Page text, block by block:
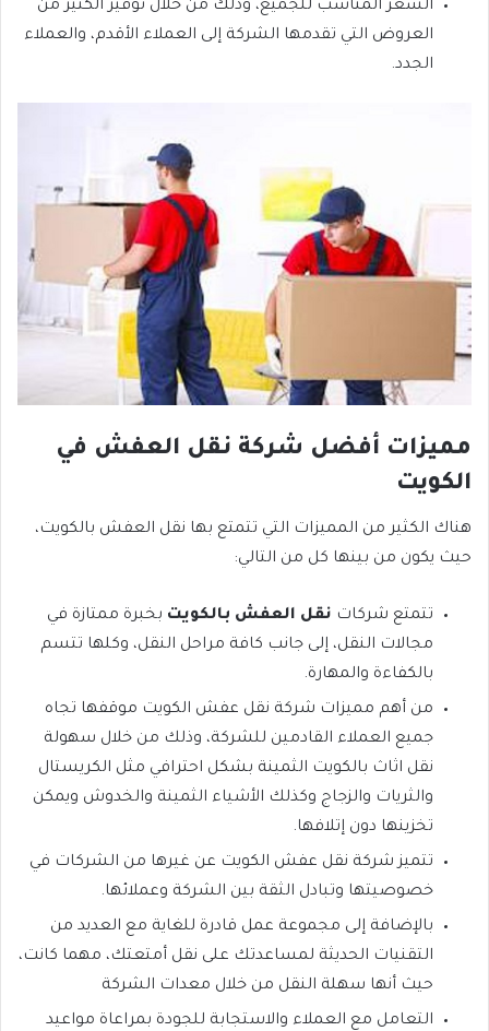
السعر المناسب للجميع، وذلك من خلال توفير الكثير من
العروض التي تقدمها الشركة إلى العملاء الأقدم، والعملاء
الجدد.
مميزات أفضل شركة نقل العفش في
الكويت
هناك الكثير من المميزات التي تتمتع بها نقل العفش بالكويت،
حيث يكون من بينها كل من التالي:
تتمتع شركات نقل العفش بالكويت بخبرة ممتازة في
مجالات النقل، إلى جانب كافة مراحل النقل، وكلها تتسم
بالكفاءة والمهارة.
من أهم مميزات شركة نقل عفش الكويت موقفها تجاه
جميع العملاء القادمين للشركة، وذلك من خلال سهولة
نقل اثاث بالكويت الثمينة بشكل احترافي مثل الكريستال
والثريات والزجاج وكذلك الأشياء الثمينة والخدوش ويمكن
تخزينها دون إتلافها.
تتميز شركة نقل عفش الكويت عن غيرها من الشركات في
خصوصيتها وتبادل الثقة بين الشركة وعملائها.
بالإضافة إلى مجموعة عمل قادرة للغاية مع العديد من
التقنيات الحديثة لمساعدتك على نقل أمتعتك، مهما كانت،
حيث أنها سهلة النقل من خلال معدات الشركة
التعامل مع العملاء والاستجابة للجودة بمراعاة مواعيد